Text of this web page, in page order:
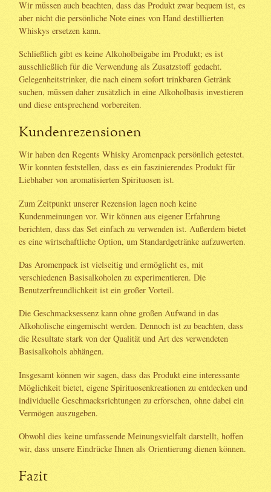
Wir müssen auch beachten, dass das Produkt zwar bequem ist, es
aber nicht die persönliche Note eines von Hand destillierten
Whiskys ersetzen kann.
Schließlich gibt es keine Alkoholbeigabe im Produkt; es ist
ausschließlich für die Verwendung als Zusatzstoff gedacht.
Gelegenheitstrinker, die nach einem sofort trinkbaren Getränk
suchen, müssen daher zusätzlich in eine Alkoholbasis investieren
und diese entsprechend vorbereiten.
Kundenrezensionen
Wir haben den Regents Whisky Aromenpack persönlich getestet.
Wir konnten feststellen, dass es ein faszinierendes Produkt für
Liebhaber von aromatisierten Spirituosen ist.
Zum Zeitpunkt unserer Rezension lagen noch keine
Kundenmeinungen vor. Wir können aus eigener Erfahrung
berichten, dass das Set einfach zu verwenden ist. Außerdem bietet
es eine wirtschaftliche Option, um Standardgetränke aufzuwerten.
Das Aromenpack ist vielseitig und ermöglicht es, mit
verschiedenen Basisalkoholen zu experimentieren. Die
Benutzerfreundlichkeit ist ein großer Vorteil.
Die Geschmacksessenz kann ohne großen Aufwand in das
Alkoholische eingemischt werden. Dennoch ist zu beachten, dass
die Resultate stark von der Qualität und Art des verwendeten
Basisalkohols abhängen.
Insgesamt können wir sagen, dass das Produkt eine interessante
Möglichkeit bietet, eigene Spirituosenkreationen zu entdecken und
individuelle Geschmacksrichtungen zu erforschen, ohne dabei ein
Vermögen auszugeben.
Obwohl dies keine umfassende Meinungsvielfalt darstellt, hoffen
wir, dass unsere Eindrücke Ihnen als Orientierung dienen können.
Fazit